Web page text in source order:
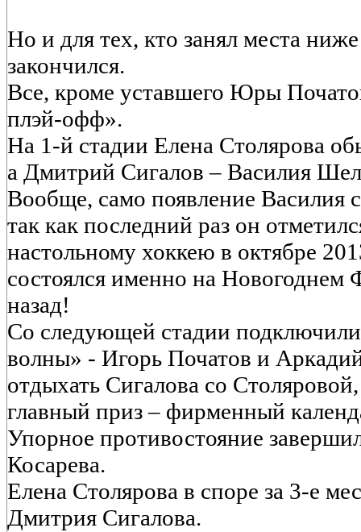
Но и для тех, кто занял места
закончился.
Все, кроме уставшего Юры
плэй-офф».
На 1-й стадии Елена Столярова
а Дмитрий Сигалов – Василия
Вообще, само появление Василия
так как последний раз он
настольному хоккею в октябре
состоялся именно на Новогоднем
назад!
Со следующей стадии
волны» - Игорь Початов и
отдыхать Сигалова со
главный приз – фирменный
Упорное противостояние
Косарева.
Елена Столярова в споре за 3-е
Дмитрия Сигалова.